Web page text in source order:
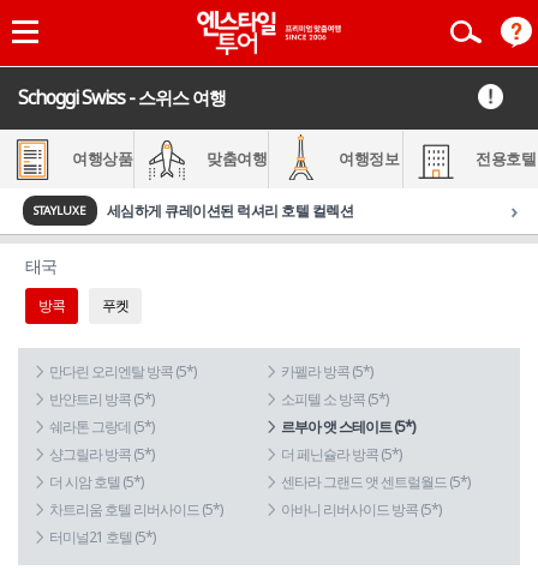
Schoggi Swiss - 스위스 여행
여행상품 맞춤여행 여행정보 전용호텔
STAYLUXE 세심하게 큐레이션된 럭셔리 호텔 컬렉션 ›
태국
방콕 푸켓
만다린 오리엔탈 방콕 (5*)
카펠라 방콕 (5*)
반얀트리 방콕 (5*)
소피텔 소 방콕 (5*)
쉐라톤 그랑데 (5*)
르부아 앳 스테이트 (5*)
샹그릴라 방콕 (5*)
더 페닌슐라 방콕 (5*)
더 시암 호텔 (5*)
센타라 그랜드 앳 센트럴월드 (5*)
차트리움 호텔 리버사이드 (5*)
아바니 리버사이드 방콕 (5*)
터미널21 호텔 (5*)